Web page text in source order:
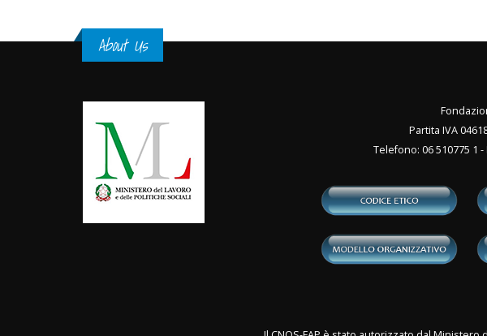
About Us
Partita IVA
Telefono: 06 510775 1 -